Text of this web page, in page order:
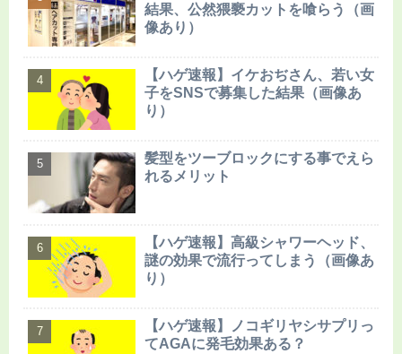
結果、公然猥褻カットを喰らう（画
像あり）
【ハゲ速報】イケおぢさん、若い女
子をSNSで募集した結果（画像あ
り）
髪型をツーブロックにする事でえら
れるメリット
【ハゲ速報】高級シャワーヘッド、
謎の効果で流行ってしまう（画像あ
り）
【ハゲ速報】ノコギリヤシサプリっ
てAGAに発毛効果ある？